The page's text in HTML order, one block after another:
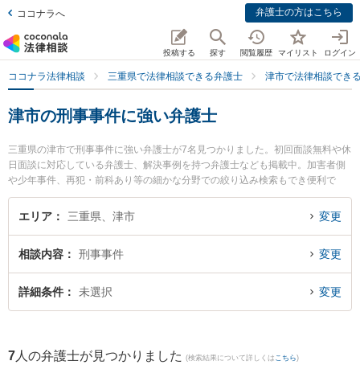
ココナラへ 弁護士の方はこちら
投稿する 探す 閲覧履歴 マイリスト ログイン
ココナラ法律相談 三重県で法律相談できる弁護士 津市で法律相談でき
津市の刑事事件に強い弁護士
三重県の津市で刑事事件に強い弁護士が7名見つかりました。初回面談無料や休
日面談に対応している弁護士、解決事例を持つ弁護士なども掲載中。加害者側
や少年事件、再犯・前科あり等の細かな分野での絞り込み検索もでき便利で
す。特にベリーベスト法律事務所 津オフィスの大屋 亮介弁護士や八町綜合法律
事務所の中須賀 友亮弁護士、弁護士法人シンフォニア法律事務所の伊賀 恵弁護
『刑事事件のトラブル解決の実績豊富な近くの弁護士を検索したい』『初回相
談無料で刑事事件を法律相談できる津市内の弁護士に相談予約したい』などで
お困りの相談者さんにおすすめです。
エリア 三重県、津市 変更
相談内容 刑事事件 変更
詳細条件 未選択 変更
7 人の弁護士が見つかりました (検索結果について詳しくは こちら)